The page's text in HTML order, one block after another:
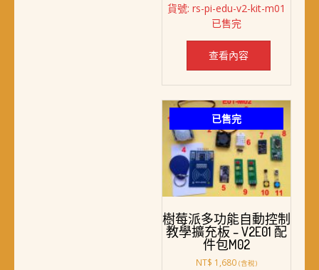
貨號: rs-pi-edu-v2-kit-m01
已售完
查看內容
已售完
樹莓派多功能自動控制
教學擴充板 – V2E01 配
件包M02
NT$ 1,680 (含稅)